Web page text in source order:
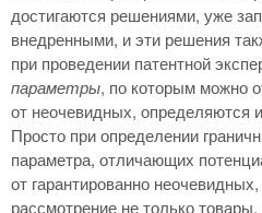
достигаются решениями, уже
внедренными, и эти решения
при проведении патентной
параметры, по которым можно
от неочевидных, определяются
Просто при определении
параметра, отличающих
от гарантированно
рассмотрение не только